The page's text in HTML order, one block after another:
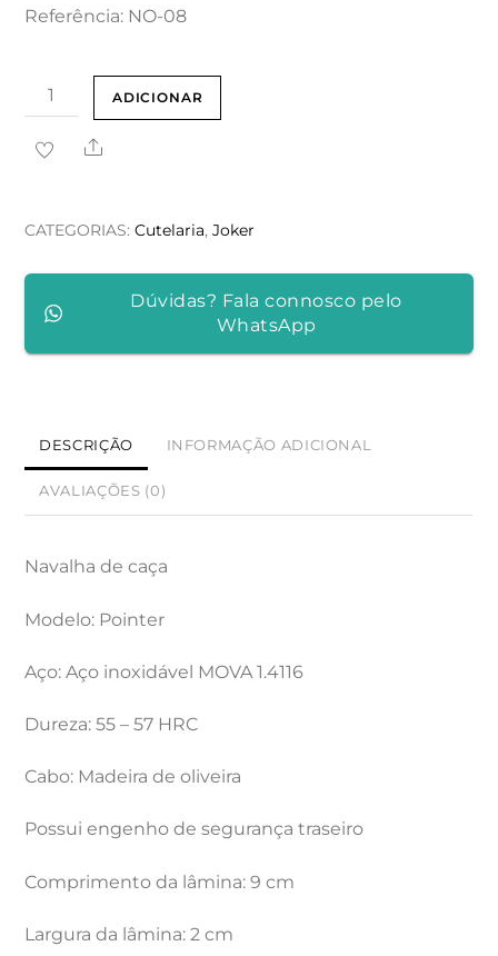
Referência: NO-08
Quantidade
de
NAVALHA
"POINTER"
COM
ADICIONAR
Share
CATEGORIAS:Cutelaria,Joker
Dúvidas? Fala connosco pelo
WhatsApp
DESCRIÇÃO INFORMAÇÃO ADICIONAL
AVALIAÇÕES (0)
Navalha de caça
Modelo: Pointer
Aço: Aço inoxidável MOVA 1.4116
Dureza: 55 – 57 HRC
Cabo: Madeira de oliveira
Possui engenho de segurança traseiro
Comprimento da lâmina: 9 cm
Largura da lâmina: 2 cm